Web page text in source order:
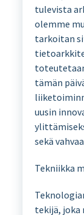
tulevista
olemme
tarkoitan
tämän
uusin
sekä
Tekniikka
tekijä, joka